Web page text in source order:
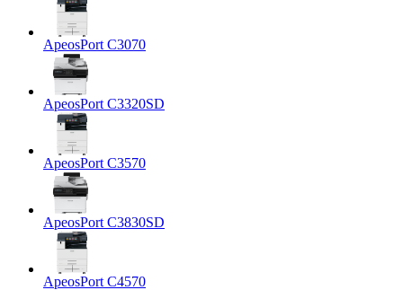
ApeosPort C3070
ApeosPort C3320SD
ApeosPort C3570
ApeosPort C3830SD
ApeosPort C4570